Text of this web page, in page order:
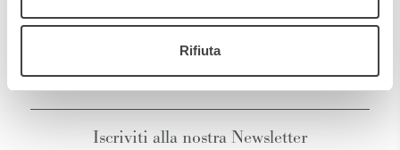
Rifiuta
CODICE CIN: IT016024A1FEWEEBSZ
Iscriviti alla nostra Newsletter